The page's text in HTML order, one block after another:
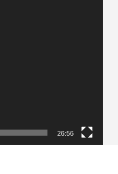
26:56